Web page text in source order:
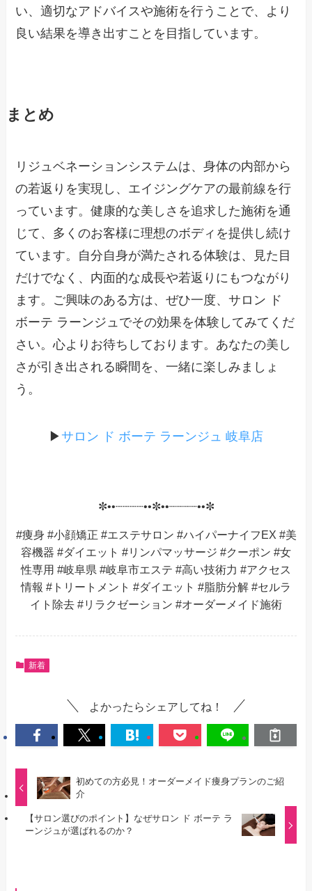
い、適切なアドバイスや施術を行うことで、より
良い結果を導き出すことを目指しています。
まとめ
リジュベネーションシステムは、身体の内部から
の若返りを実現し、エイジングケアの最前線を行
っています。健康的な美しさを追求した施術を通
じて、多くのお客様に理想のボディを提供し続け
ています。自分自身が満たされる体験は、見た目
だけでなく、内面的な成長や若返りにもつながり
ます。ご興味のある方は、ぜひ一度、サロン ド
ボーテ ラーンジュでその効果を体験してみてくだ
さい。心よりお待ちしております。あなたの美し
さが引き出される瞬間を、一緒に楽しみましょ
う。
▶サロン ド ボーテ ラーンジュ 岐阜店
✼••┈┈┈┈••✼••┈┈┈┈••✼
#痩身 #小顔矯正 #エステサロン #ハイパーナイフEX #美
容機器 #ダイエット #リンパマッサージ #クーポン #女
性専用 #岐阜県 #岐阜市エステ #高い技術力 #アクセス
情報 #トリートメント #ダイエット #脂肪分解 #セルラ
イト除去 #リラクゼーション #オーダーメイド施術
新着
よかったらシェアしてね！
初めての方必見！オーダーメイド痩身プランのご紹
介
【サロン選びのポイント】なぜサロン ド ボーテ ラ
ーンジュが選ばれるのか？